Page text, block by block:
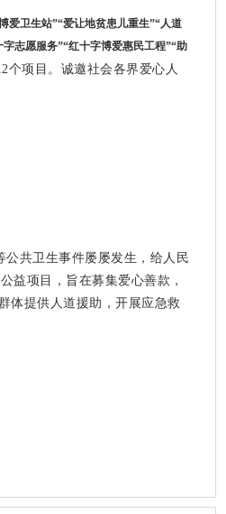
爱卫生站”“爱让地贫患儿重生”“人道
字志愿服务”“红十字博爱惠民工程”“助
个项目。 诚邀社会各界爱心人
共卫生事件屡屡发生，给人民
益项目，旨在募集爱心善款，
体提供人道援助，开展应急救